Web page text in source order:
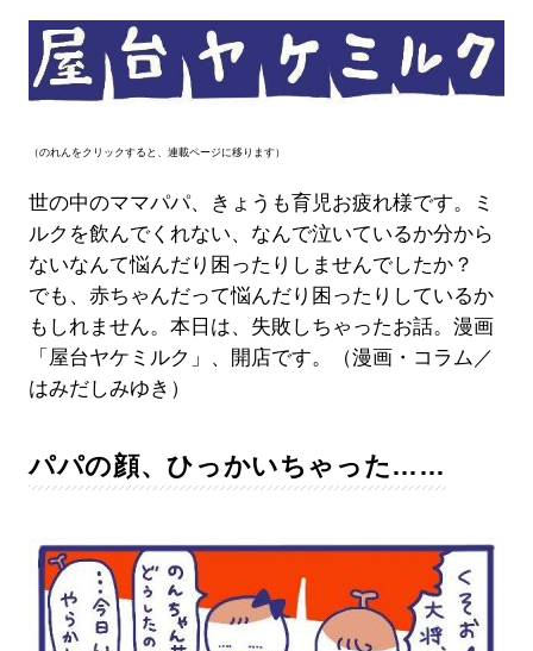
（のれんをクリックすると、連載ページに移ります）
世の中のママパパ、きょうも育児お疲れ様です。ミ
ルクを飲んでくれない、なんで泣いているか分から
ないなんて悩んだり困ったりしませんでしたか？
でも、赤ちゃんだって悩んだり困ったりしているか
もしれません。本日は、失敗しちゃったお話。漫画
「屋台ヤケミルク」、開店です。（漫画・コラム／
はみだしみゆき）
パパの顔、ひっかいちゃった……